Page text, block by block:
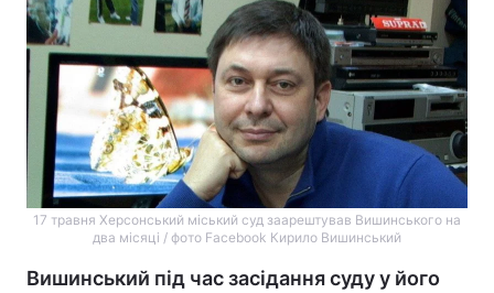
17 травня Херсонський міський суд заарештував Вишинського на
два місяці / фото Facebook Кирило Вишинський
Вишинський під час засідання суду у його